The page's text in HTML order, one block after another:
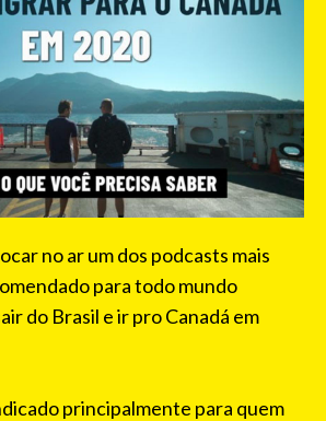
no ar um dos podcasts mais
para todo mundo
do Brasil e ir pro Canadá em
principalmente para quem